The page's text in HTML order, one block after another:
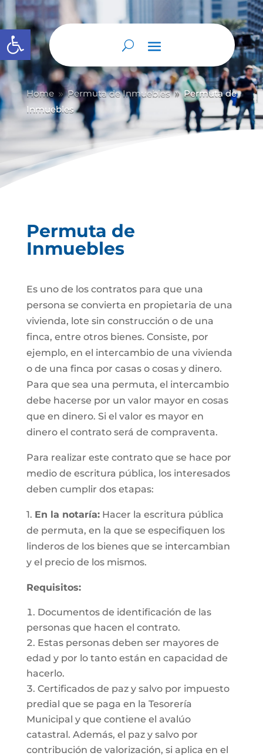
Abrir barra de herramientas
Home 9 Permuta de Inmuebles 9 Permuta de
Inmuebles
Permuta de
Inmuebles
Es uno de los contratos para que una
persona se convierta en propietaria de una
vivienda, lote sin construcción o de una
finca, entre otros bienes. Consiste, por
ejemplo, en el intercambio de una vivienda
o de una finca por casas o cosas y dinero.
Para que sea una permuta, el intercambio
debe hacerse por un valor mayor en cosas
que en dinero. Si el valor es mayor en
dinero el contrato será de compraventa.
Para realizar este contrato que se hace por
medio de escritura pública, los interesados
deben cumplir dos etapas:
1. En la notaría:Hacer la escritura pública
de permuta, en la que se especifiquen los
linderos de los bienes que se intercambian
y el precio de los mismos.
Requisitos:
Documentos de identificación de las
personas que hacen el contrato.
Estas personas deben ser mayores de
edad y por lo tanto están en capacidad de
hacerlo.
Certificados de paz y salvo por impuesto
predial que se paga en la Tesorería
Municipal y que contiene el avalúo
catastral. Además, el paz y salvo por
contribución de valorización, si aplica en el